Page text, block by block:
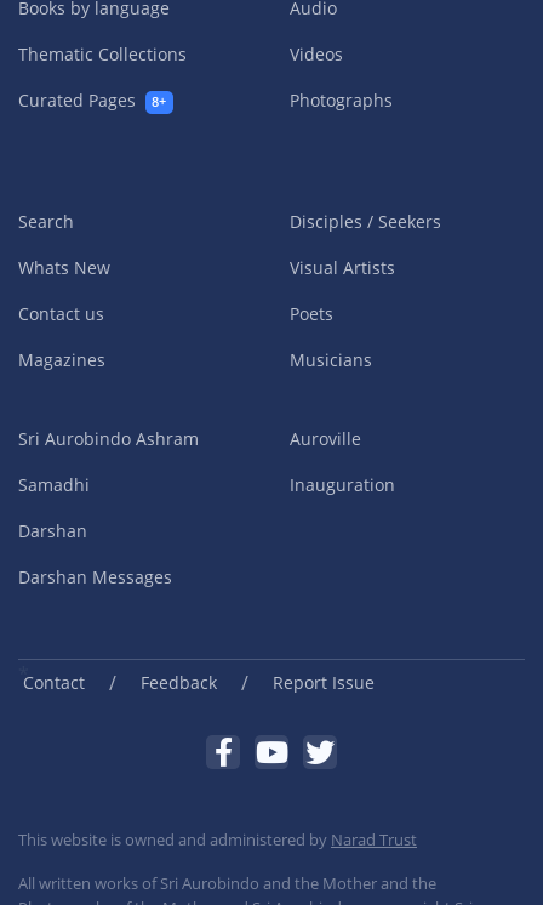
Books by language
Thematic Collections
Curated Pages
8+
Audio
Videos
Photographs
Search
Whats New
Contact us
Magazines
Disciples / Seekers
Visual Artists
Poets
Musicians
Sri Aurobindo Ashram
Samadhi
Darshan
Darshan Messages
Auroville
Inauguration
Contact / Feedback / Report Issue
This website is owned and administered by Narad Trust
All written works of Sri Aurobindo and the Mother and the